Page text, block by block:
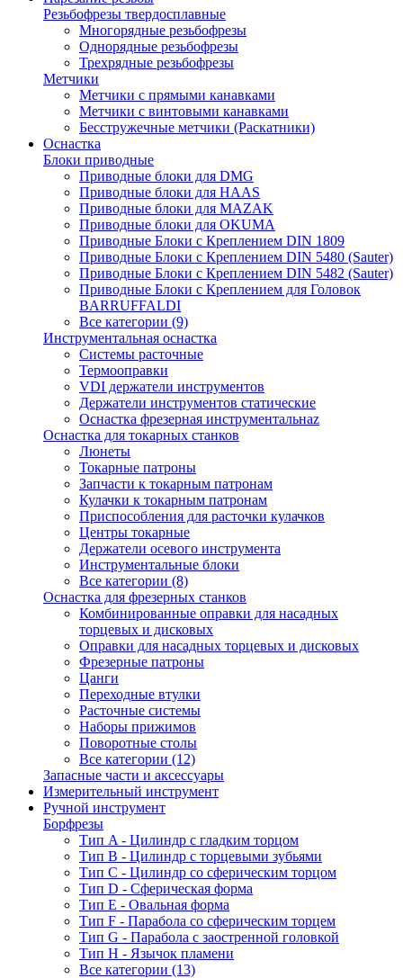
Резьбофрезы твердосплавные
Многорядные резьбофрезы
Однорядные резьбофрезы
Трехрядные резьбофрезы
Метчики
Метчики с прямыми канавками
Метчики с винтовыми канавками
Бесстружечные метчики (Раскатники)
Оснастка
Блоки приводные
Приводные блоки для DMG
Приводные блоки для HAAS
Приводные блоки для MAZAK
Приводные блоки для OKUMA
Приводные Блоки с Креплением DIN 1809
Приводные Блоки с Креплением DIN 5480 (Sauter)
Приводные Блоки с Креплением DIN 5482 (Sauter)
Приводные Блоки с Креплением для Головок
BARRUFFALDI
Все категории (9)
Инструментальная оснастка
Системы расточные
Термооправки
VDI держатели инструментов
Держатели инструментов статические
Оснастка фрезерная инструментальнаz
Оснастка для токарных станков
Люнеты
Токарные патроны
Запчасти к токарным патронам
Кулачки к токарным патронам
Приспособления для расточки кулачков
Центры токарные
Держатели осевого инструмента
Инструментальные блоки
Все категории (8)
Оснастка для фрезерных станков
Комбинированные оправки для насадных
торцевых и дисковых
Оправки для насадных торцевых и дисковых
Фрезерные патроны
Цанги
Переходные втулки
Расточные системы
Наборы прижимов
Поворотные столы
Все категории (12)
Запасные части и аксессуары
Измерительный инструмент
Ручной инструмент
Борфрезы
Тип A - Цилиндр с гладким торцом
Тип В - Цилиндр с торцевыми зубьями
Тип С - Цилиндр со сферическим торцом
Тип D - Сферическая форма
Тип Е - Овальная форма
Тип F - Парабола со сферическим торцем
Тип G - Парабола с заостренной головкой
Тип H - Язычок пламени
Все категории (13)